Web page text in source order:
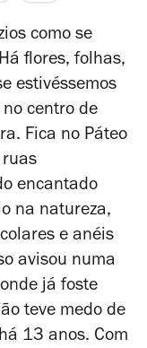
de
4
como se
flores, folhas,
estivéssemos
centro de
Fica no Páteo
encantado
na natureza,
e anéis
avisou numa
já foste
teve medo de
13 anos. Com